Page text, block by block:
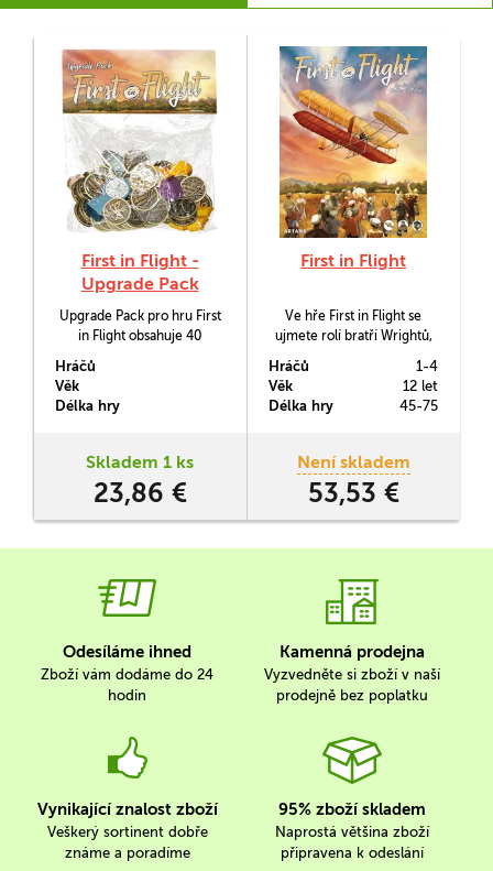
First in Flight -
Upgrade Pack
Upgrade Pack pro hru First
in Flight obsahuje 40
počítadlo roků, 4 miniatury
pilotů, 4 miniatury letadel, 4
alternativní počítadla
Hráčů
Věk
Délka hry
Skladem 1 ks
23,86 €
First in Flight
Ve hře First in Flight se
ujmete rolí bratří Wrightů,
dalších průkopníků letectví.
Soupeřit budete ve stavbě
aeroplánů i v podnikání
Hráčů
1-4
Věk
12 let
Délka hry
45-75
Není skladem
53,53 €
Odesíláme ihned
Zboží vám dodáme do 24
hodin
Kamenná prodejna
Vyzvedněte si zboží v naší
prodejně bez poplatku
Vynikající znalost zboží
Veškerý sortinent dobře
známe a poradíme
95% zboží skladem
Naprostá většina zboží
připravena k odeslání